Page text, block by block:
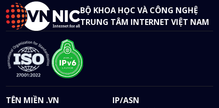
BỘ KHOA HỌC VÀ CÔNG NGHỆ
TRUNG TÂM INTERNET VIỆT NAM
TÊN MIỀN .VN IP/ASN